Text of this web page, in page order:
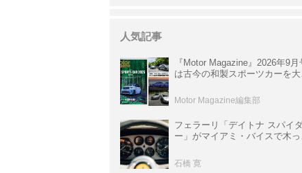
人気記事
『Motor Magazine』2026年9月
は古今の和製スポーツカーを大
情報も満載
Motor Magazine編集部
フェラーリ「デイトナ スパイ
ー」がマイアミ・バイスで木っ
サ」に化けた理由
石橋 寛